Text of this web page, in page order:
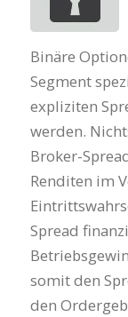
Binäre
Segment
expliziten
werden.
Broker-
Renditen im
Spread
somit den
den